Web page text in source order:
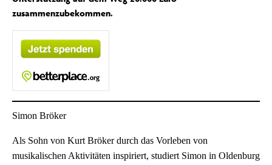
zusammenzubekommen.
Simon Bröker
Als Sohn von Kurt Bröker durch das Vorleben von
musikalischen Aktivitäten inspiriert, studiert Simon in Oldenburg